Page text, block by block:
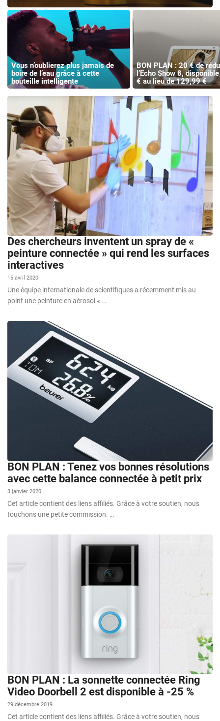
Vous n’oublierez plus jamais de
boire de l’eau grâce à cette
bouteille intelligente
BON PLAN : 20 € de
l’Echo Show 8,
€ au lieu de 129,99 €
Des chercheurs inventent un spray de «
peinture connectée » qui rend les surfaces
interactives
15 avril 2020
Une équipe internationale de scientifiques a récemment mis au
point une peinture en aérosol « …
BON PLAN : Tenez vos bonnes résolutions
avec cette balance connectée à petit prix
3 janvier 2020
Cet article contient des liens affiliés. Grâce à votre soutien, nous
touchons une petite commission. …
BON PLAN : La sonnette connectée Ring
Video Doorbell 2 est disponible à -25 %
29 décembre 2019
Cet article contient des liens affiliés. Grâce à votre soutien, nous